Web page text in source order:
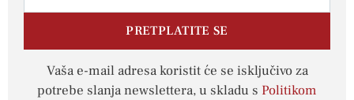
PRETPLATITE SE
Vaša e-mail adresa koristit će se isključivo za
potrebe slanja newslettera, u skladu s Politikom